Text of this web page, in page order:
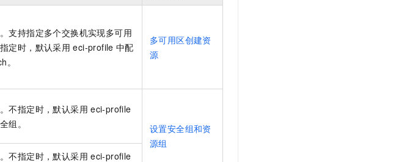
支持指定多个交换机实现多可用
定时，默认采用 eci-profile 中配
。
多可用区创建资
源
不指定时，默认采用 eci-profile
组。
设置安全组和资
源组
不指定时，默认采用 eci-profile
模版
方案
体
Qoder HOT
万有无界
云端极速 AI 应用创作平台
自动承接线索、识别商机，让客服更高效、服务更出色。
建站小程序
模板小程序